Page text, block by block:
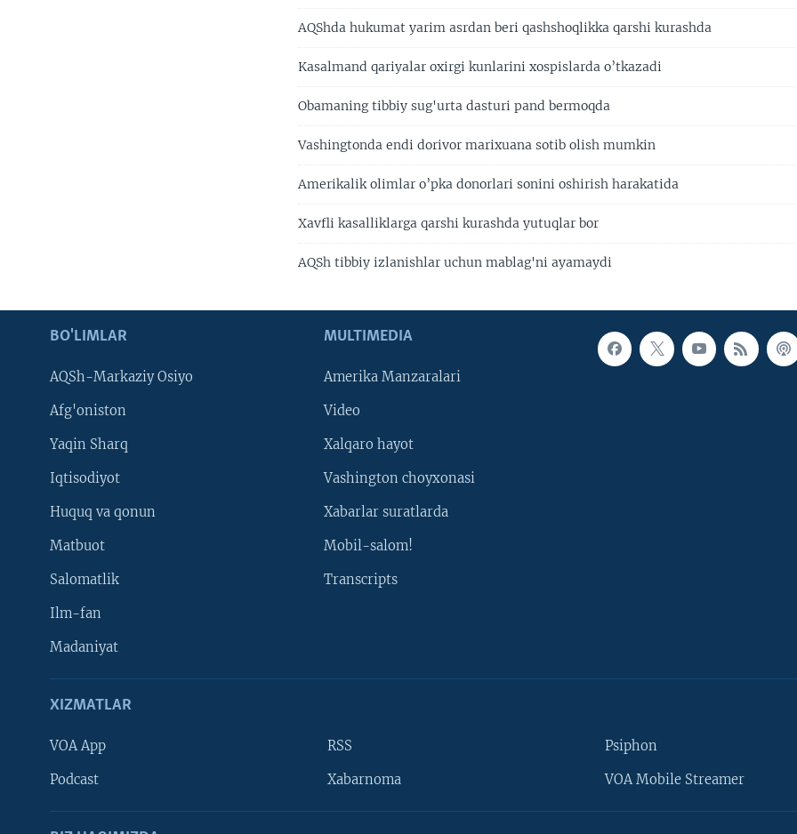
AQShda hukumat yarim asrdan beri qashshoqlikka qarshi kurashda
Kasalmand qariyalar oxirgi kunlarini xospislarda o’tkazadi
Obamaning tibbiy sug'urta dasturi pand bermoqda
Vashingtonda endi dorivor marixuana sotib olish mumkin
Amerikalik olimlar o’pka donorlari sonini oshirish harakatida
Xavfli kasalliklarga qarshi kurashda yutuqlar bor
AQSh tibbiy izlanishlar uchun mablag'ni ayamaydi
BO'LIMLAR
AQSh-Markaziy Osiyo
Afg'oniston
Yaqin Sharq
Iqtisodiyot
Huquq va qonun
Matbuot
Salomatlik
Ilm-fan
Madaniyat
MULTIMEDIA
Amerika Manzaralari
Video
Xalqaro hayot
Vashington choyxonasi
Xabarlar suratlarda
Mobil-salom!
Transcripts
XIZMATLAR
VOA App
Podcast
RSS
Xabarnoma
Psiphon
VOA Mobile Streamer